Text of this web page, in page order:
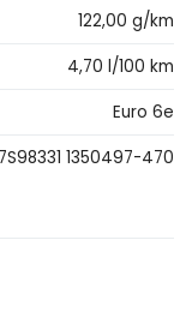
122,00 g/km
4,70 l/100 km
Euro 6e
1350497-470